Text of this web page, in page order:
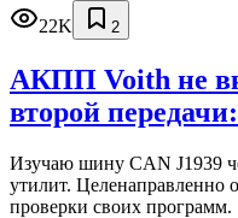
22K
2
АКПП Voith не
второй
Изучаю шину CAN J1939
утилит. Целенаправленно
проверки своих программ.